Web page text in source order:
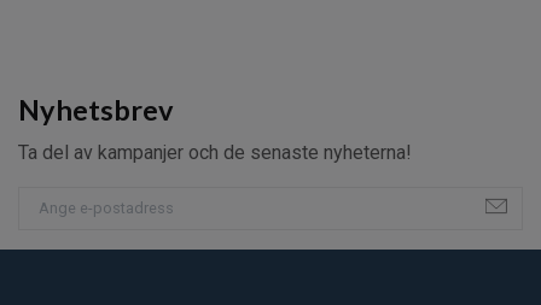
Nyhetsbrev
Ta del av kampanjer och de senaste nyheterna!